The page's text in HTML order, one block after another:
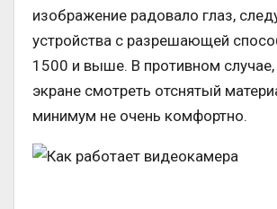
изображение радовало глаз,
устройства с разрешающей
1500 и выше. В противном
экране смотреть отснятый
минимум не очень комфортно.